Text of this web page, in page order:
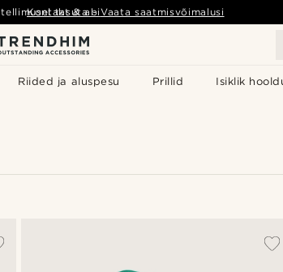
Riided ja aluspesu Prillid Isiklik
tellimusel tasuta- Vaata saatmisvõimalusi
Kontakt & abi